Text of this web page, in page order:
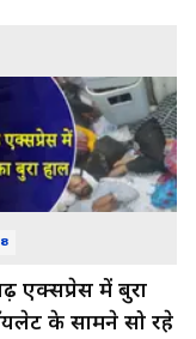
एक्सप्रेस में बुरा
के सामने सो रहे